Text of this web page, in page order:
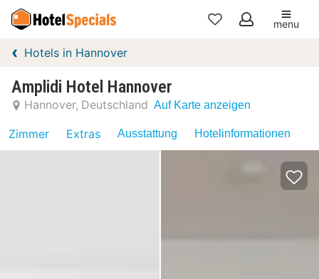
Meine
menu
Hotels in Hannover
Amplidi Hotel Hannover
Hannover Deutschland Auf Karte anzeigen
Zimmer Extras Ausstattung Hotelinformationen